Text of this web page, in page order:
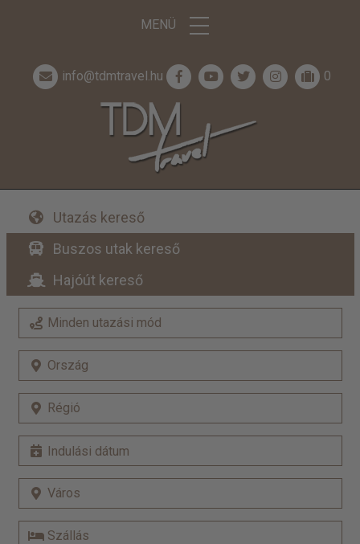
MENÜ
info@tdmtravel.hu 0
Utazás kereső
Buszos utak kereső
Hajóút kereső